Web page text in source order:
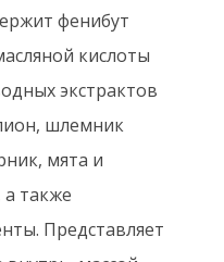
фенибут
кислоты
экстрактов
шлемник
мята и
а также
Представляет